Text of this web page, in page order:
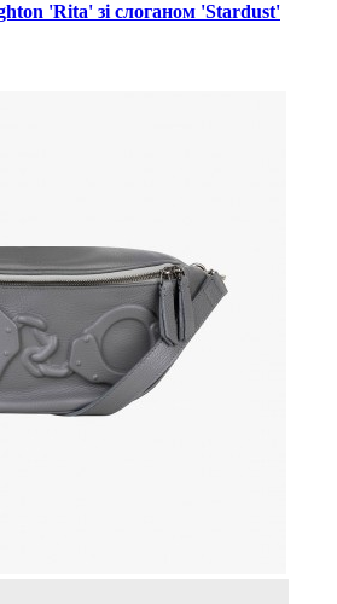
'Rita' зі слоганом 'Stardust'